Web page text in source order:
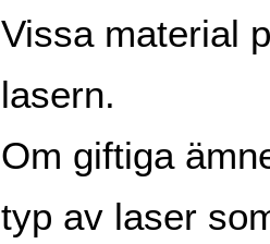
Vissa material
lasern.
Om giftiga
typ av laser